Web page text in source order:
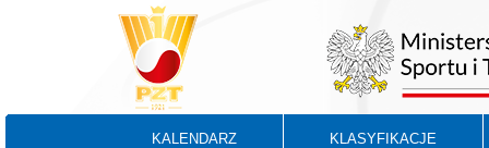
KALENDARZ KLASYFIKACJE